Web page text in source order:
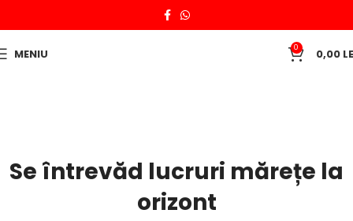
MENIU 0 0,00
Se întrevăd lucruri mărețe la
orizont